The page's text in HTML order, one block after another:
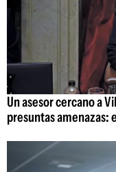
Un asesor cercano a
presuntas amenazas: